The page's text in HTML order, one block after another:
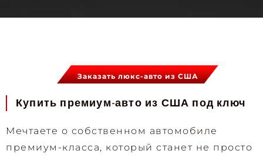
Заказать люкс-авто из США
Купить премиум-авто из США под ключ
Мечтаете о собственном автомобиле
премиум-класса, который станет не просто